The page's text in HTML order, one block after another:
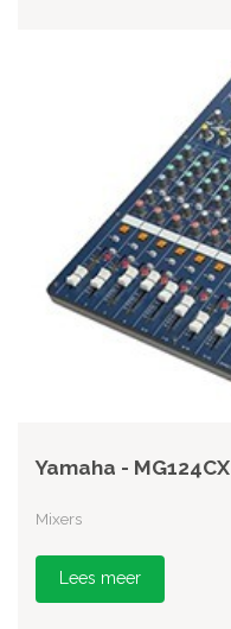
Yamaha - MG124CX
Mixers
Lees meer